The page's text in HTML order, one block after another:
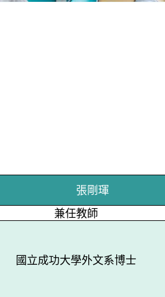
張剛琿
兼任教師
國立成功大學外文系博士